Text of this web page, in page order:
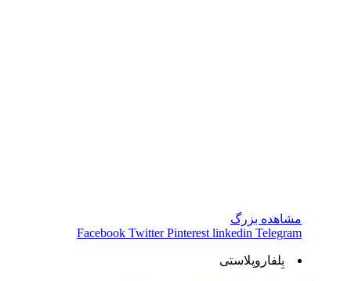
مشاهده بزرگ
Facebook Twitter Pinterest linkedin Telegram
بِلفاروپلاستی